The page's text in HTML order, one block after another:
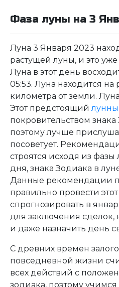
Фаза луны на 3
Луна 3 Января 2023
растущей луны, и это
Луна в этот день
05:53. Луна находится на
километра от земли.
Этот предстоящий
покровительством
поэтому лучше
посоветует.
строятся исходя из
дня, знака Зодиака в
Данные рекомендации
правильно провести
спрогнозировать в
для заключения сделок,
и даже назначить день
С древних времен
повседневной жизни
всех действий с
зодиака, поэтому